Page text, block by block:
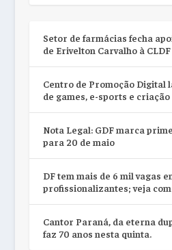
Setor de farmácias fecha
de Erivelton Carvalho à CLDF
Centro de Promoção Digital
de games, e-sports e
Nota Legal: GDF marca
para 20 de maio
DF tem mais de 6 mil vagas
profissionalizantes; veja
Cantor Paraná, da eterna
faz 70 anos nesta quinta.